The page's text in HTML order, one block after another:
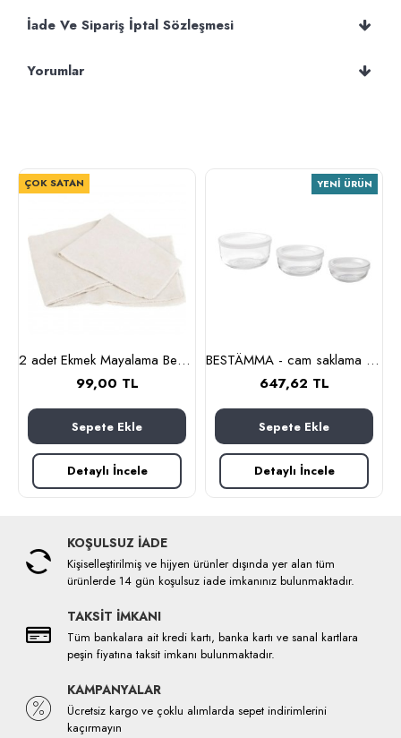
İade Ve Sipariş İptal Sözleşmesi
Yorumlar
ÇOK SATAN
2 adet Ekmek Mayalama Bezi 50x70 cm, %100 Pamuk Amerikan Pasa Bezi
99,00 TL
Sepete Ekle
Detaylı İncele
YENI ÜRÜN
BESTÄMMA - cam saklama kabı seti (cam)
647,62 TL
Sepete Ekle
Detaylı İncele
KOŞULSUZ İADE
Kişiselleştirilmiş ve hijyen ürünler dışında yer alan tüm
ürünlerde 14 gün koşulsuz iade imkanınız bulunmaktadır.
TAKSİT İMKANI
Tüm bankalara ait kredi kartı, banka kartı ve sanal kartlara
peşin fiyatına taksit imkanı bulunmaktadır.
KAMPANYALAR
Ücretsiz kargo ve çoklu alımlarda sepet indirimlerini
kaçırmayın